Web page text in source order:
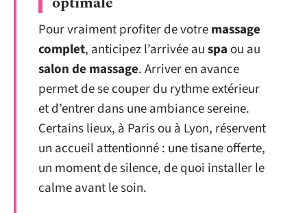
Pour vraiment profiter de votremassage
complet, anticipez l’arrivée auspa ou au
salon de massage. Arriver en avance
permet de se couper du rythme extérieur
et d’entrer dans une ambiance sereine.
Certains lieux, à Paris ou à Lyon, réservent
un accueil attentionné : une tisane offerte,
un moment de silence, de quoi installer le
calme avant le soin.